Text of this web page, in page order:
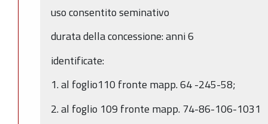
uso consentito seminativo
durata della concessione: anni 6
identificate:
1. al foglio110 fronte mapp. 64 -245-58;
2. al foglio 109 fronte mapp. 74-86-106-1031